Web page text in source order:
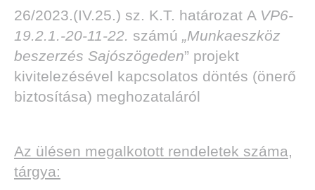
26/2023.(IV.25.) sz. K.T. határozat A VP6-
19.2.1.-20-11-22. számú „Munkaeszköz
beszerzés Sajószögeden” projekt
kivitelezésével kapcsolatos döntés (önerő
biztosítása) meghozataláról
Az ülésen megalkotott rendeletek száma,
tárgya: